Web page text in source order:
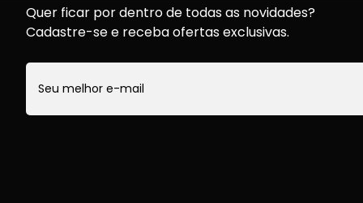
Quer ficar por dentro de todas as novidades?
Cadastre-se e receba ofertas exclusivas.